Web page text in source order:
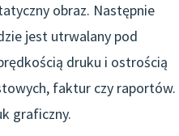
obraz. Następnie
jest utrwalany pod
druku i ostrością
faktur czy raportów.
graficzny.